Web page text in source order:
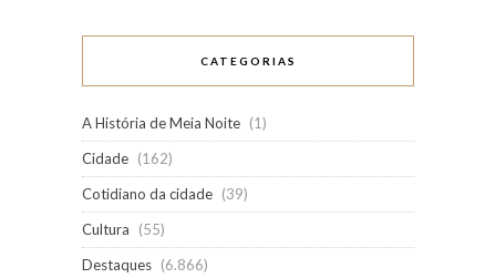
CATEGORIAS
A História de Meia Noite (1)
Cidade (162)
Cotidiano da cidade (39)
Cultura
(55)
Destaques (6.866)